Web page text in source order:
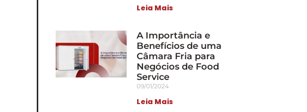
Leia Mais
A Importância e
Benefícios de uma
Câmara Fria para
Negócios de Food
Service
09/01/2024
Leia Mais